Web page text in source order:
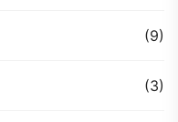
(9)
(3)